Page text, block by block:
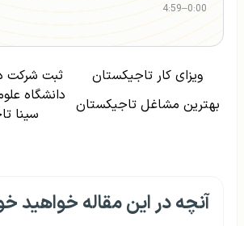
0:00
–
4:59
ویزای کار تاجیکستان
ثبت شرکت
بهترین مشاغل تاجیکستان دانشگاه
سینا
آنچه در این مقاله خواهید